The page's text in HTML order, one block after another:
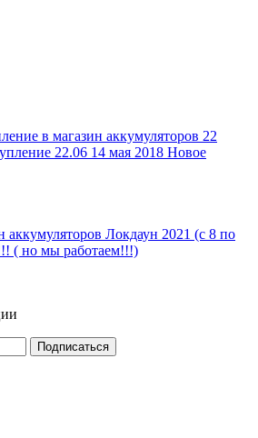
в магазин аккумуляторов 22
22.06 14 мая 2018 Новое
аккумуляторов Локдаун 2021 (с 8 по
( но мы работаем!!!)
Подписаться